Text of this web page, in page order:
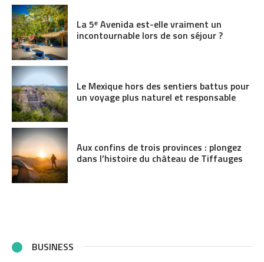
La 5ᵉ Avenida est-elle vraiment un
incontournable lors de son séjour ?
Le Mexique hors des sentiers battus pour
un voyage plus naturel et responsable
Aux confins de trois provinces : plongez
dans l’histoire du château de Tiffauges
BUSINESS